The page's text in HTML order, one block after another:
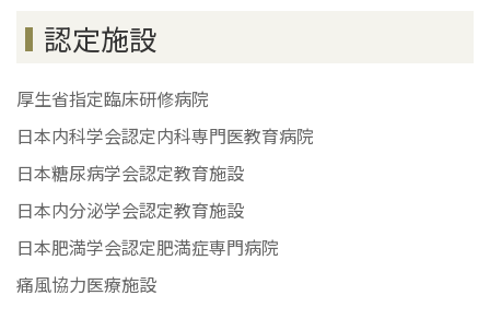
認定施設
厚生省指定臨床研修病院
日本内科学会認定内科専門医教育病院
日本糖尿病学会認定教育施設
日本内分泌学会認定教育施設
日本肥満学会認定肥満症専門病院
痛風協力医療施設